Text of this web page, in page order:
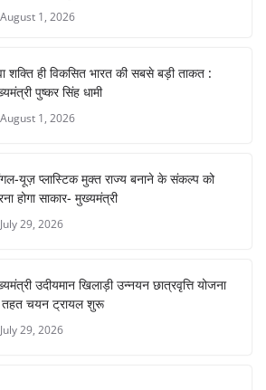
August 1, 2026
शक्ति ही विकसित भारत की सबसे बड़ी ताकत :
पुष्कर सिंह धामी
August 1, 2026
यूज़ प्लास्टिक मुक्त राज्य बनाने के संकल्प को
होगा साकार- मुख्यमंत्री
July 29, 2026
उदीयमान खिलाड़ी उन्नयन छात्रवृत्ति योजना
चयन ट्रायल शुरू
July 29, 2026